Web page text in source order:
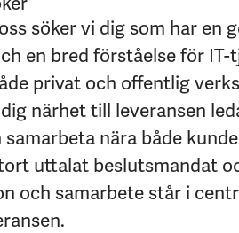
söker vi dig som har en
en bred förståelse för
privat och offentlig
närhet till leveransen
nära både
uttalat beslutsmandat
och samarbete står i